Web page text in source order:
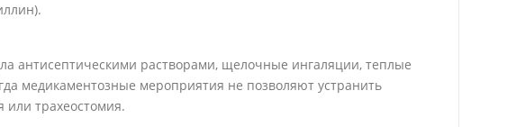
антисептическими растворами, щелочные ингаляции, теплые
медикаментозные мероприятия не позволяют устранить
или трахеостомия.